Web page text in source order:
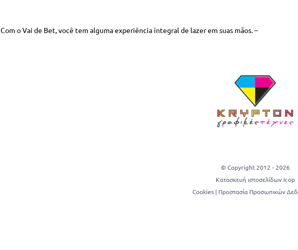
Com o Vai de Bet, você tem alguma experiência íntegral de lazer em suas mãos. –
© Copyright 2012 - 2026
Κατασκευή ιστοσελίδων Icop
Cookies| Προστασία Προσωπικών